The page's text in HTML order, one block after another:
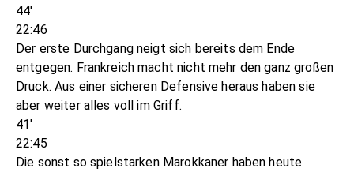
44'
22:46
Der erste Durchgang neigt sich bereits dem Ende
entgegen. Frankreich macht nicht mehr den ganz großen
Druck. Aus einer sicheren Defensive heraus haben sie
aber weiter alles voll im Griff.
41'
22:45
Die sonst so spielstarken Marokkaner haben heute